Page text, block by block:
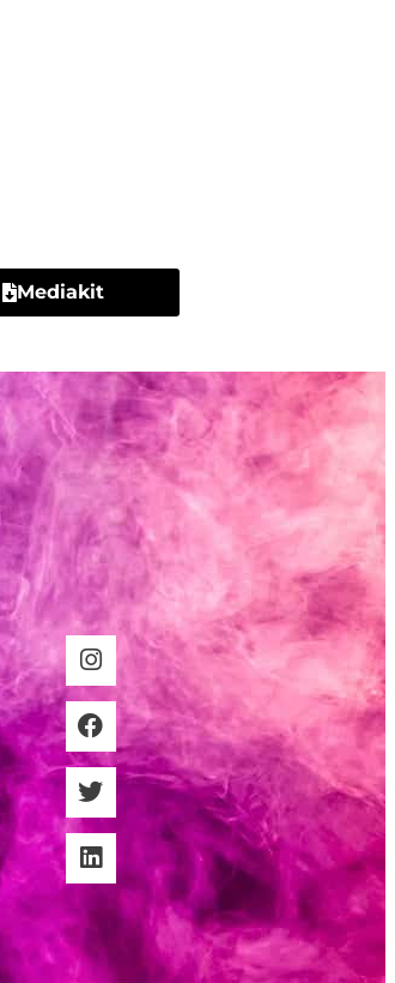
Mediakit